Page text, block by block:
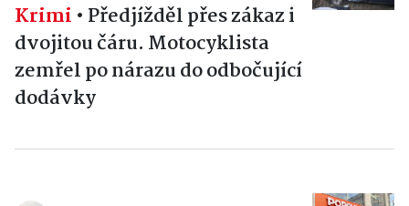
Krimi • Předjížděl přes zákaz i
dvojitou čáru. Motocyklista
zemřel po nárazu do odbočující
dodávky